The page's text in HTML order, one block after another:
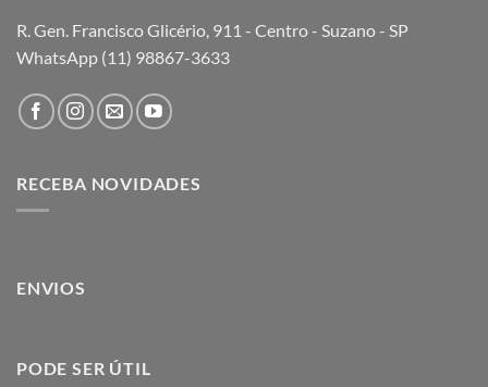
R. Gen. Francisco Glicério, 911 - Centro - Suzano - SP
WhatsApp (11) 98867-3633
RECEBA NOVIDADES
ENVIOS
PODE SER ÚTIL